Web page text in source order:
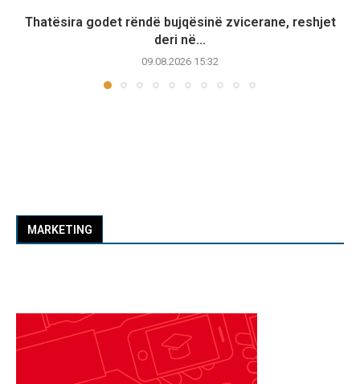
Thatësira godet rëndë bujqësinë zvicerane, reshjet
deri në...
09.08.2026 15:32
MARKETING